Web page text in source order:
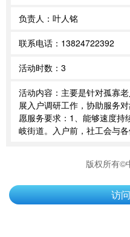
负责人： 叶人铭
联系电话： 13824722392
活动时数： 3
活动内容： 主要是针对孤寡
展入户调研工作，协助服务
愿服务要求：1、能够速度持
岐街道。入户前，社工会与各
版权所有©
访